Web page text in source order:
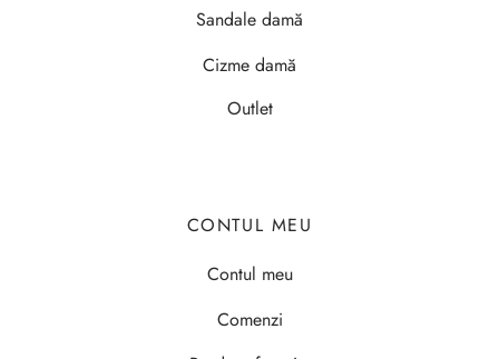
Sandale damă
Cizme damă
Outlet
CONTUL MEU
Contul meu
Comenzi